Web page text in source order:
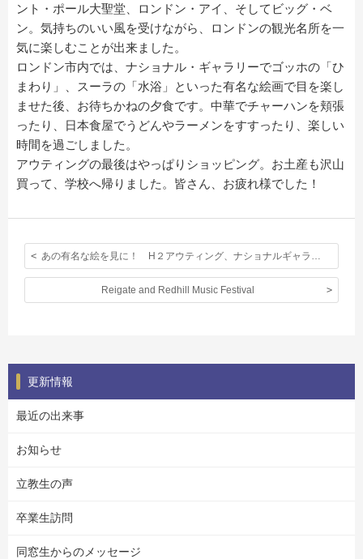
ント・ポール大聖堂、ロンドン・アイ、そしてビッグ・ベ
ン。気持ちのいい風を受けながら、ロンドンの観光名所を一
気に楽しむことが出来ました。
ロンドン市内では、ナショナル・ギャラリーでゴッホの「ひ
まわり」、スーラの「水浴」といった有名な絵画で目を楽し
ませた後、お待ちかねの夕食です。中華でチャーハンを頬張
ったり、日本食屋でうどんやラーメンをすすったり、楽しい
時間を過ごしました。
アウティングの最後はやっぱりショッピング。お土産も沢山
買って、学校へ帰りました。皆さん、お疲れ様でした！
Reigate and Redhill Music Festival
更新情報
最近の出来事
お知らせ
立教生の声
卒業生訪問
同窓生からのメッセージ